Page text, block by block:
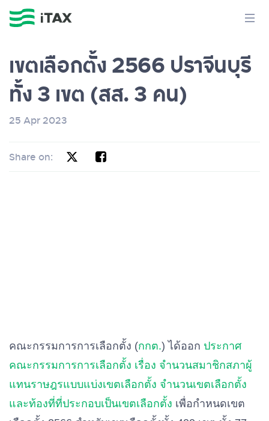
เขตเลือกตั้ง 2566 ปราจีนบุรี
ทั้ง 3 เขต (สส. 3 คน)
25 Apr 2023
Share on:
คณะกรรมการการเลือกตั้ง (กกต.) ได้ออก ประกาศ
คณะกรรมการการเลือกตั้ง เรื่อง จํานวนสมาชิกสภาผู้
แทนราษฎรแบบแบ่งเขตเลือกตั้ง จํานวนเขตเลือกตั้ง
และท้องที่ที่ประกอบเป็นเขตเลือกตั้ง เพื่อกำหนดเขต